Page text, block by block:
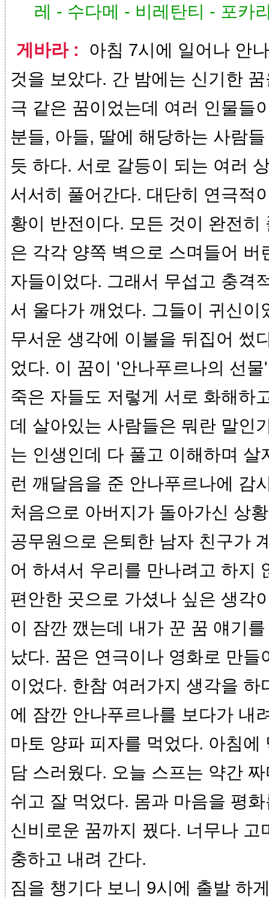
레 - 수다메 - 비레탄티 - 포카
게바라 : 아침 7시에 일어나 안
것을 보았다. 간 밤에는 신기한
극 같은 꿈이었는데 여러 인물들
분들, 아들, 딸에 해당하는 사람
듯 하다. 서로 갈등이 되는 여러
서서히 풀어간다. 대단히 연극적
황이 반전이다. 모든 것이 완전히
은 각각 양쪽 벽으로 스며들어 버
자들이었다. 그래서 무섭고 충격
서 울다가 깨었다. 그들이 귀신이
무서운 생각에 이불을 뒤집어 썼
었다. 이 꿈이 '안나푸르나의 선
죽은 자들도 저렇게 서로 화해하
데 살아있는 사람들은 뭐란 말인
는 인생인데 다 풀고 이해하며 살
런 깨달음을 준 안나푸르나에 감
처음으로 아버지가 돌아가신 상
공무원으로 은퇴한 남자 친구가
어 하셔서 우리를 만나려고 하지
편안한 곳으로 가셨나 싶은 생각
이 잠깐 깼는데 내가 꾼 꿈 얘기
났다. 꿈은 연극이나 영화로 만들
이었다. 한참 여러가지 생각을 하
에 잠깐 안나푸르나를 보다가 내
마토 양파 피자를 먹었다. 아침에
담 스러웠다. 오늘 스프는 약간
쉬고 잘 먹었다. 몸과 마음을 평
신비로운 꿈까지 꿨다. 너무나 고
충하고 내려 간다.
짐을 챙기다 보니 9시에 출발 하